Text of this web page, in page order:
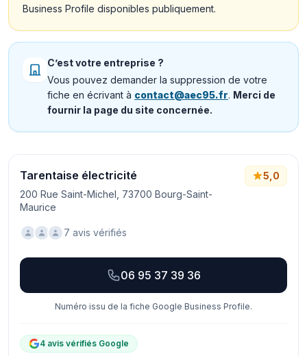
Business Profile disponibles publiquement.
C’est votre entreprise ?
Vous pouvez demander la suppression de votre
fiche en écrivant à contact@aec95.fr. Merci de
fournir la page du site concernée.
Tarentaise électricité
200 Rue Saint-Michel, 73700 Bourg-Saint-
Maurice
5,0
7 avis vérifiés
06 95 37 39 36
Numéro issu de la fiche Google Business Profile.
4 avis vérifiés Google